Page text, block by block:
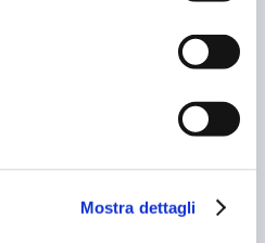
Mostra dettagli